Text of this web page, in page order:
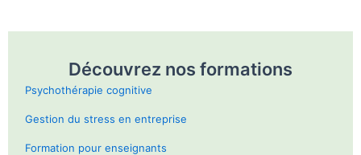
Découvrez nos formations
Psychothérapie cognitive
Gestion du stress en entreprise
Formation pour enseignants